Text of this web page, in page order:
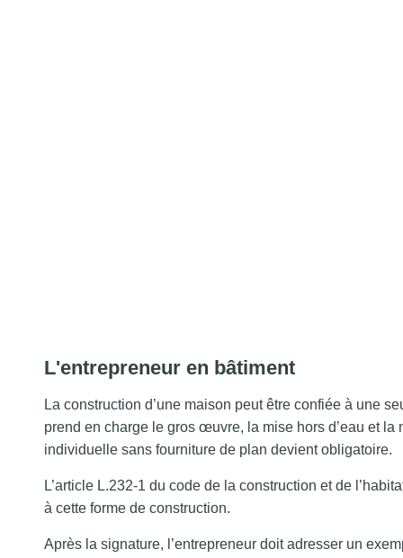
L'entrepreneur en bâtiment
La construction d’une maison peut être confiée à une
prend en charge le gros œuvre, la mise hors d’eau et la
individuelle sans fourniture de plan devient obligatoire.
L’article L.232-1 du code de la construction et de
à cette forme de construction.
Après la signature, l’entrepreneur doit adresser un